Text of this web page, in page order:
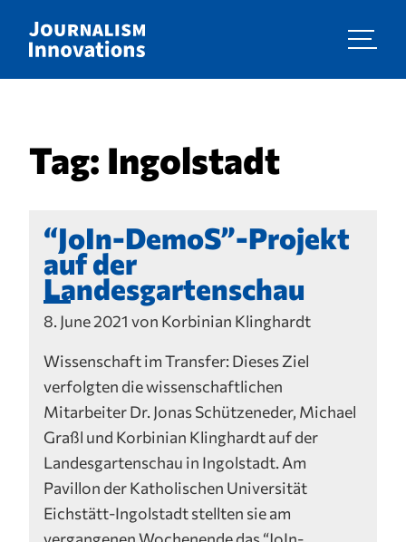
Tag: Ingolstadt
“JoIn-DemoS”-Projekt
auf der
Landesgartenschau
8. June 2021 von Korbinian Klinghardt
Wissenschaft im Transfer: Dieses Ziel
verfolgten die wissenschaftlichen
Mitarbeiter Dr. Jonas Schützeneder, Michael
Graßl und Korbinian Klinghardt auf der
Landesgartenschau in Ingolstadt. Am
Pavillon der Katholischen Universität
Eichstätt-Ingolstadt stellten sie am